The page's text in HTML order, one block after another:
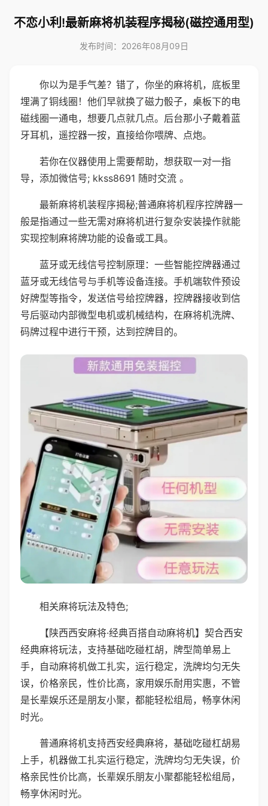
不恋小利!最新麻将机装程序揭秘(磁控通用型)
发布时间：2026年08月09日
你以为是手气差？错了，你坐的麻将机，底板里
埋满了铜线圈！他们早就换了磁力骰子，桌板下的电
磁线圈一通电，想要几点就几点。后台那小子戴着蓝
牙耳机，遥控器一按，直接给你喂牌、点炮。
若你在仪器使用上需要帮助，想获取一对一指
导，添加微信号; kkss8691 随时交流 。
最新麻将机装程序揭秘;普通麻将机程序控牌器一
般是指通过一些无需对麻将机进行复杂安装操作就能
实现控制麻将牌功能的设备或工具。
蓝牙或无线信号控制原理：一些智能控牌器通过
蓝牙或无线信号与手机等设备连接。手机端软件预设
好牌型等指令，发送信号给控牌器，控牌器接收到信
号后驱动内部微型电机或机械结构，在麻将机洗牌、
码牌过程中进行干预，达到控牌目的。
相关麻将玩法及特色;
【陕西西安麻将·经典百搭自动麻将机】契合西安
经典麻将玩法，支持基础吃碰杠胡，牌型简单易上
手，自动麻将机做工扎实，运行稳定，洗牌均匀无失
误，价格亲民，性价比高，家用娱乐耐用实惠，不管
是长辈娱乐还是朋友小聚，都能轻松组局，畅享休闲
时光。
普通麻将机支持西安经典麻将，基础吃碰杠胡易
上手，机器做工扎实运行稳定，洗牌均匀无失误，价
格亲民性价比高，长辈娱乐朋友小聚都能轻松组局，
畅享休闲时光。